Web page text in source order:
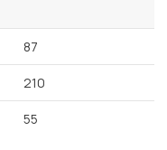
87
210
55